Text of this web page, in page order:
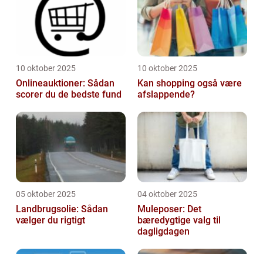
10 oktober 2025
Onlineauktioner: Sådan
scorer du de bedste fund
10 oktober 2025
Kan shopping også være
afslappende?
05 oktober 2025
Landbrugsolie: Sådan
vælger du rigtigt
04 oktober 2025
Muleposer: Det
bæredygtige valg til
dagligdagen